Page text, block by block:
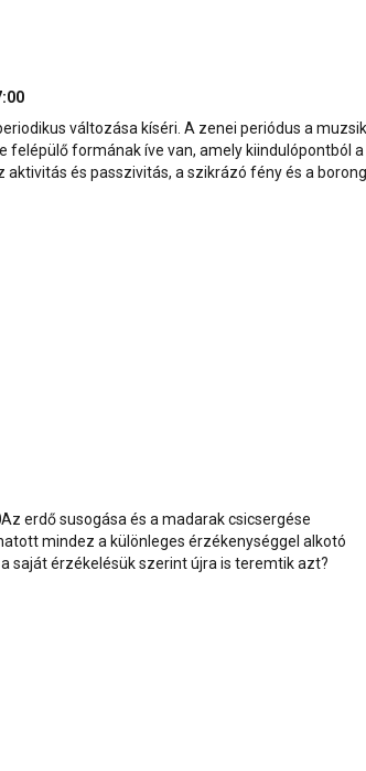
változása kíséri. A zenei periódus a
felépülő formának íve van, amely kiindulópontból a
és passzivitás, a szikrázó fény és a
Az erdő susogása és a madarak csicsergése
mindez a különleges érzékenységgel alkotó
saját érzékelésük szerint újra is teremtik azt?